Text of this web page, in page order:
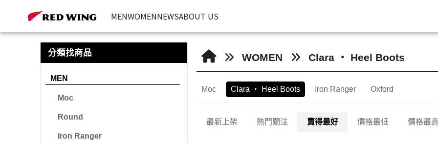
MENWOMENNEWSABOUT US
分類找商品
MEN
Moc
Round
Iron Ranger
WOMEN Clara ‧ Heel Boots
Moc Clara ‧ Heel Boots Iron Ranger Oxford
最新上架 熱門關注 賣得最好 價格最低 價格最